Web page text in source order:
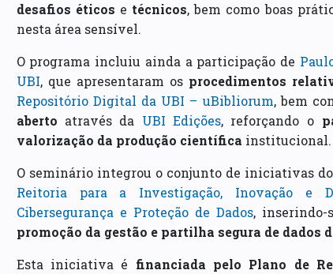
desafios éticos e técnicos, bem como boas
nesta área sensível.
O programa incluiu ainda a participação de
UBI, que apresentaram os procedimentos
Repositório Digital da UBI – uBibliorum, bem
aberto através da UBI Edições, reforçando o
valorização da produção científica institucional.
O seminário integrou o conjunto de iniciativas do
Reitoria para a Investigação, Inovação e
Cibersegurança e Proteção de Dados, inserindo-
promoção da gestão e partilha segura de dados
Esta iniciativa é financiada pelo Plano de